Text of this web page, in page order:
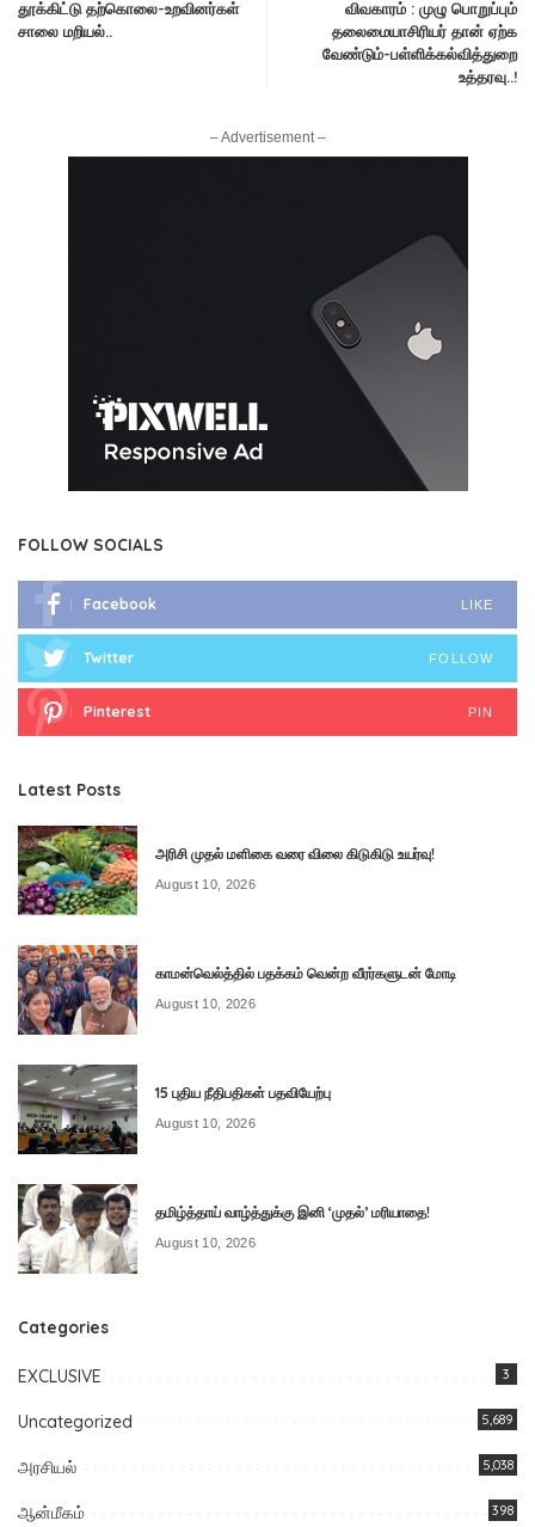
தூக்கிட்டு தற்கொலை-உறவினர்கள்
சாலை மறியல்..
விவகாரம் : முழு பொறுப்பும்
தலைமையாசிரியர் தான் ஏற்க
வேண்டும்-பள்ளிக்கல்வித்துறை
உத்தரவு..!
– Advertisement –
FOLLOW SOCIALS
Facebook LIKE
Twitter FOLLOW
Pinterest PIN
Latest Posts
அரிசி முதல் மளிகை வரை விலை கிடுகிடு உயர்வு!
August 10, 2026
காமன்வெல்த்தில் பதக்கம் வென்ற வீரர்களுடன் மோடி
August 10, 2026
15 புதிய நீதிபதிகள் பதவியேற்பு
August 10, 2026
தமிழ்த்தாய் வாழ்த்துக்கு இனி ‘முதல்’ மரியாதை!
August 10, 2026
Categories
EXCLUSIVE 3
Uncategorized 5,689
அரசியல் 5,038
ஆன்மீகம் 398